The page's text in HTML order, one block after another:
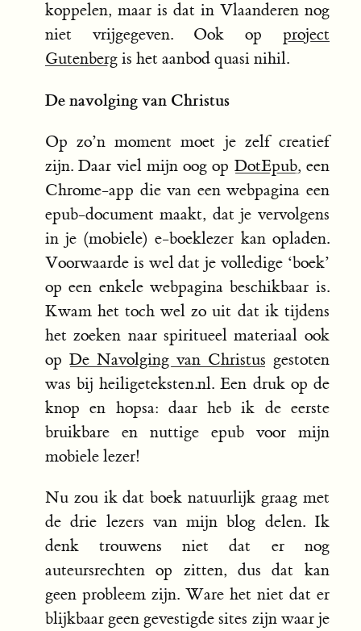
koppelen, maar is dat in Vlaanderen nog
niet vrijgegeven. Ook op project
Gutenberg is het aanbod quasi nihil.
De navolging van Christus
Op zo’n moment moet je zelf creatief
zijn. Daar viel mijn oog op DotEpub, een
Chrome-app die van een webpagina een
epub-document maakt, dat je vervolgens
in je (mobiele) e-boeklezer kan opladen.
Voorwaarde is wel dat je volledige ‘boek’
op een enkele webpagina beschikbaar is.
Kwam het toch wel zo uit dat ik tijdens
het zoeken naar spiritueel materiaal ook
op De Navolging van Christus gestoten
was bij heiligeteksten.nl. Een druk op de
knop en hopsa: daar heb ik de eerste
bruikbare en nuttige epub voor mijn
mobiele lezer!
Nu zou ik dat boek natuurlijk graag met
de drie lezers van mijn blog delen. Ik
denk trouwens niet dat er nog
auteursrechten op zitten, dus dat kan
geen probleem zijn. Ware het niet dat er
blijkbaar geen gevestigde sites zijn waar je